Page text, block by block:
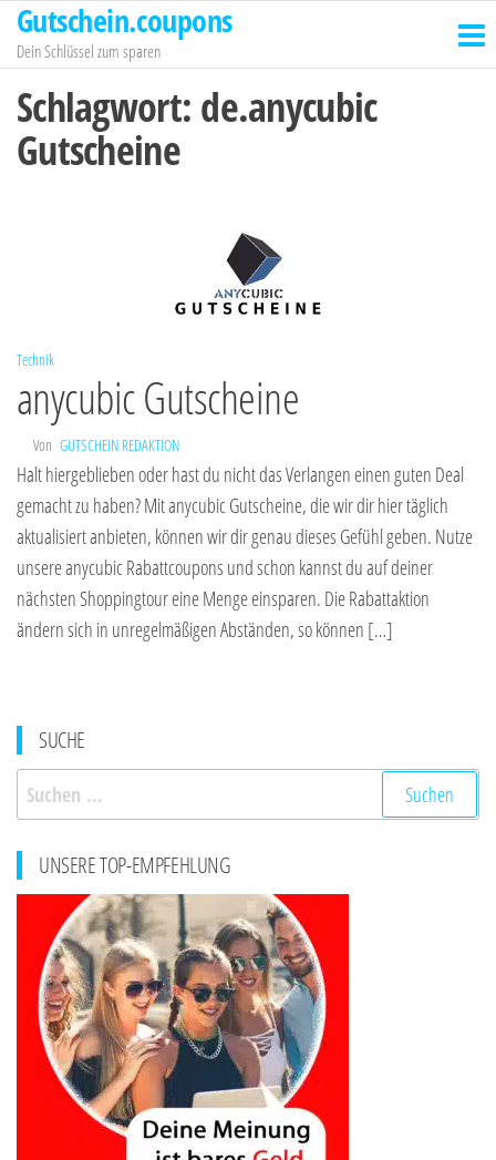
Zum
Inhalt
springen
Gutschein.coupons
Dein Schlüssel zum sparen
Schlagwort: de.anycubic
Gutscheine
Technik
anycubic Gutscheine
Von GUTSCHEIN REDAKTION
Halt hiergeblieben oder hast du nicht das Verlangen einen guten Deal
gemacht zu haben? Mit anycubic Gutscheine, die wir dir hier täglich
aktualisiert anbieten, können wir dir genau dieses Gefühl geben. Nutze
unsere anycubic Rabattcoupons und schon kannst du auf deiner
nächsten Shoppingtour eine Menge einsparen. Die Rabattaktion
ändern sich in unregelmäßigen Abständen, so können […]
SUCHE
Suchen
nach:
UNSERE TOP-EMPFEHLUNG